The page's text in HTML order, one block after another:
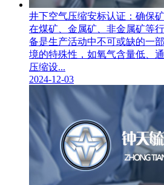
井下空气压缩安标认证：确保
在煤矿、金属矿、非金属矿等
备是生产活动中不可或缺的一
境的特殊性，如氧气含量低、
压缩设...
2024-12-03